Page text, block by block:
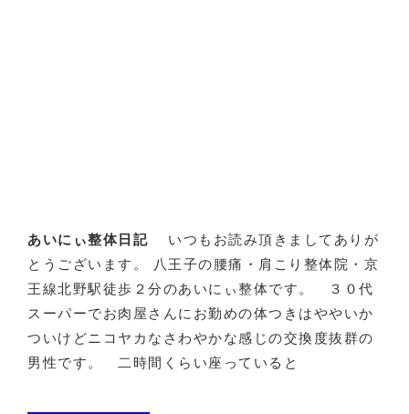
あいにぃ整体日記
いつもお読み頂きましてありが
とうございます。 八王子の腰痛・肩こり整体院・京
王線北野駅徒歩２分のあいにぃ整体です。 ３０代
スーパーでお肉屋さんにお勤めの体つきはややいか
ついけどニコヤカなさわやかな感じの交換度抜群の
男性です。 二時間くらい座っていると